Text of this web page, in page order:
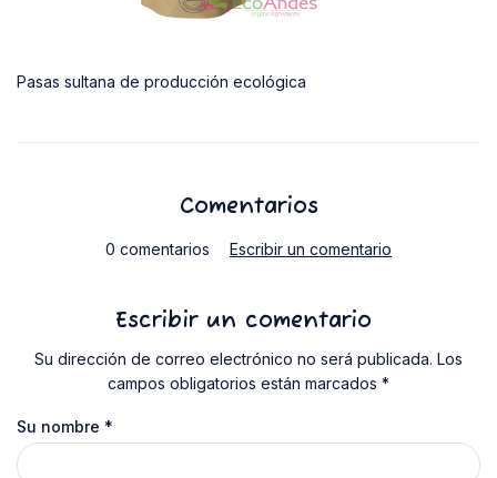
Pasas sultana de producción ecológica
Comentarios
0 comentarios Escribir un comentario
Escribir un comentario
Su dirección de correo electrónico no será publicada. Los
campos obligatorios están marcados *
Su nombre *